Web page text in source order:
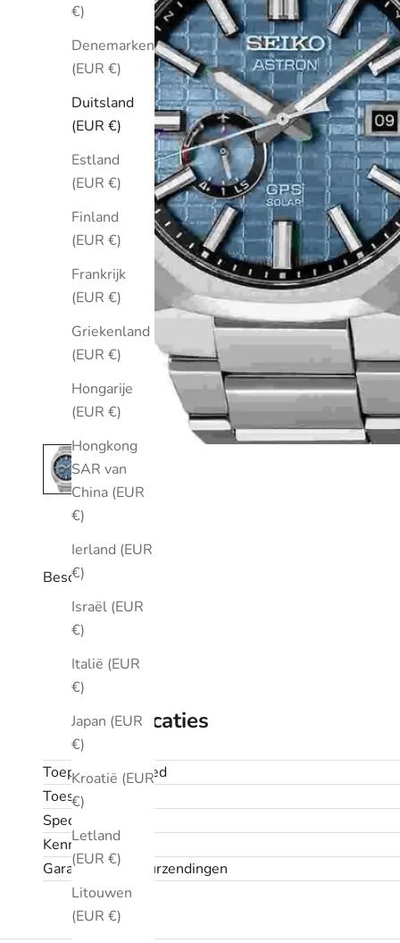
€)
Denemarken
(EUR €)
Duitsland
(EUR €)
Estland
(EUR €)
Finland
(EUR €)
Frankrijk
(EUR €)
Griekenland
(EUR €)
Hongarije
(EUR €)
Hongkong
SAR van
China (EUR
€)
Ierland (EUR
€)
Israël (EUR
€)
Italië (EUR
€)
Japan (EUR
€)
Kroatië (EUR
€)
Letland
(EUR €)
Litouwen
(EUR €)
Beschrijving
Specificaties
Toepassingsgebied
Toestand
Specificaties
Kenmerken
Garantie en retourzendingen